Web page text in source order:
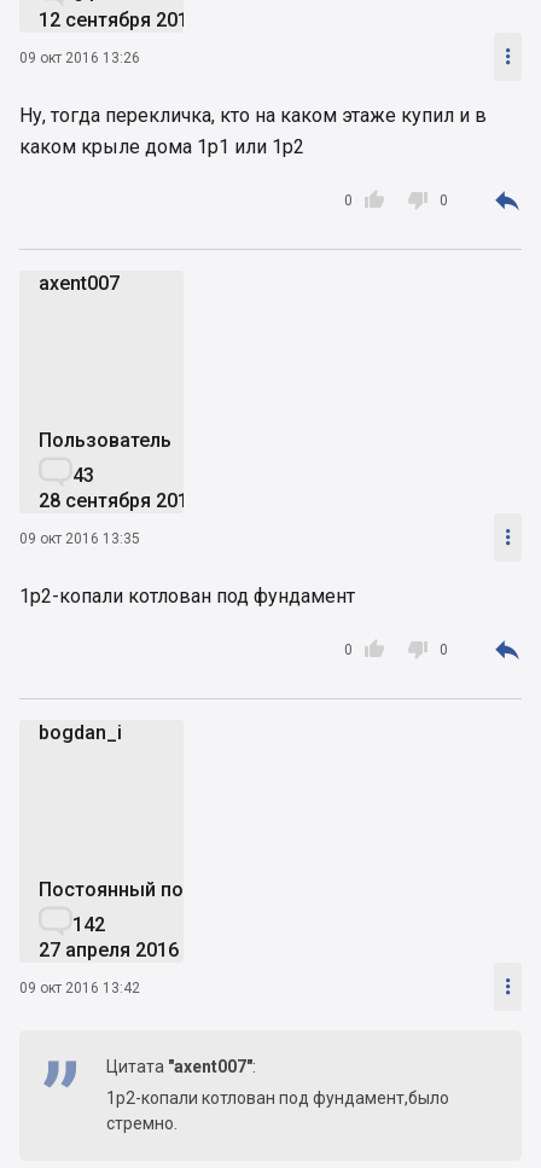
12 сентября 2016
09 окт 2016 13:26 
Ну, тогда перекличка, кто на каком этаже купил и в
каком крыле дома 1р1 или 1р2

0  0 
axent007
Пользователь
43
28 сентября 2016
09 окт 2016 13:35 
1р2-копали котлован под фундамент

0  0 
bogdan_i
Постоянный пользователь
142
27 апреля 2016
09 окт 2016 13:42 
Цитата "axent007":
1р2-копали котлован под фундамент,было
стремно.